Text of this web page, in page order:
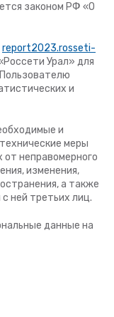
законом РФ «О
report2023.rosseti-
Урал» для
и
и
меры
неправомерного
изменения,
а также
ней третьих лиц.
данные на